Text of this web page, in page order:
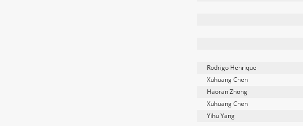
Rodrigo Henrique
Xuhuang Chen
Haoran Zhong
Xuhuang Chen
Yihu Yang